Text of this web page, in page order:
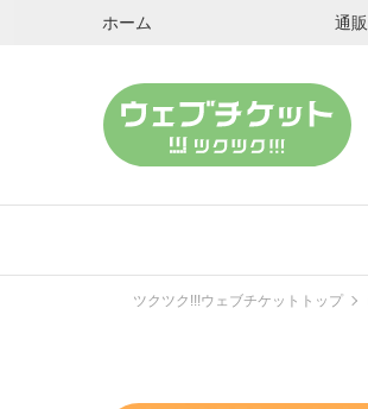
ホーム 通販
ツクツク!!!ウェブチケットトップ